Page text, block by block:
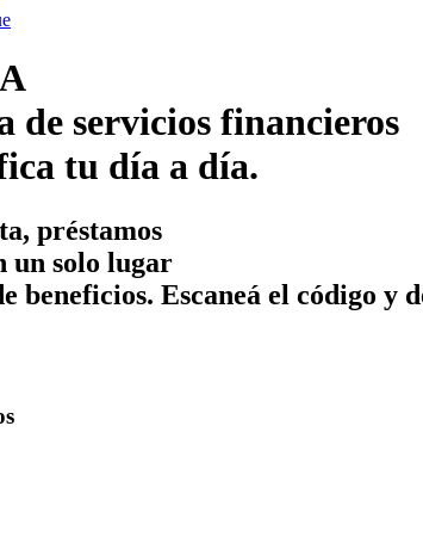
de servicios financieros
tu día a día.
préstamos
un solo lugar
beneficios. Escaneá el código y